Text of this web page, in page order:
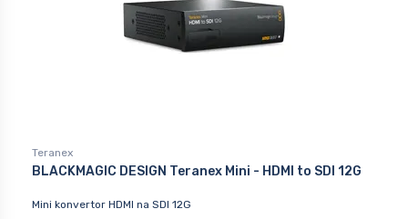
Teranex
BLACKMAGIC DESIGN Teranex Mini - HDMI to SDI 12G
Mini konvertor HDMI na SDI 12G